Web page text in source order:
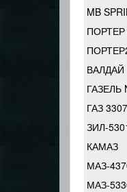
MB
ВАЛДАЙ
ГАЗЕЛЬ
ГАЗ
ЗИЛ-
КАМАЗ
МАЗ-
МАЗ-